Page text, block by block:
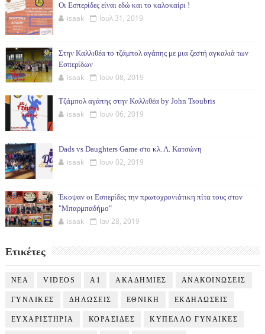
Οι Εσπερίδες είναι εδώ και το καλοκαίρι !
isaak Ιουλ 31, 2019
Στην Καλλιθέα το τζάμπολ αγάπης με μια ζεστή αγκαλιά των
Εσπερίδων
isaak Ιουν 08, 2019
Τζάμπολ αγάπης στην Καλλιθέα by John Tsoubris
isaak Ιουν 06, 2019
Dads vs Daughters Game στο κλ. Λ. Κατσώνη
isaak Ιουν 02, 2019
Έκοψαν οι Εσπερίδες την πρωτοχρονιάτικη πίτα τους στον
"Μπαρμπαδήμο"
isaak Ιαν 28, 2019
Ετικέτες
NEA VIDEOS Α1 ΑΚΑΔΗΜΙΕΣ ΑΝΑΚΟΙΝΩΣΕΙΣ
ΓΥΝΑΙΚΕΣ ΔΗΛΩΣΕΙΣ ΕΘΝΙΚΗ ΕΚΔΗΛΩΣΕΙΣ
ΕΥΧΑΡΙΣΤΗΡΙΑ ΚΟΡΑΣΙΔΕΣ ΚΥΠΕΛΛΟ ΓΥΝΑΙΚΕΣ